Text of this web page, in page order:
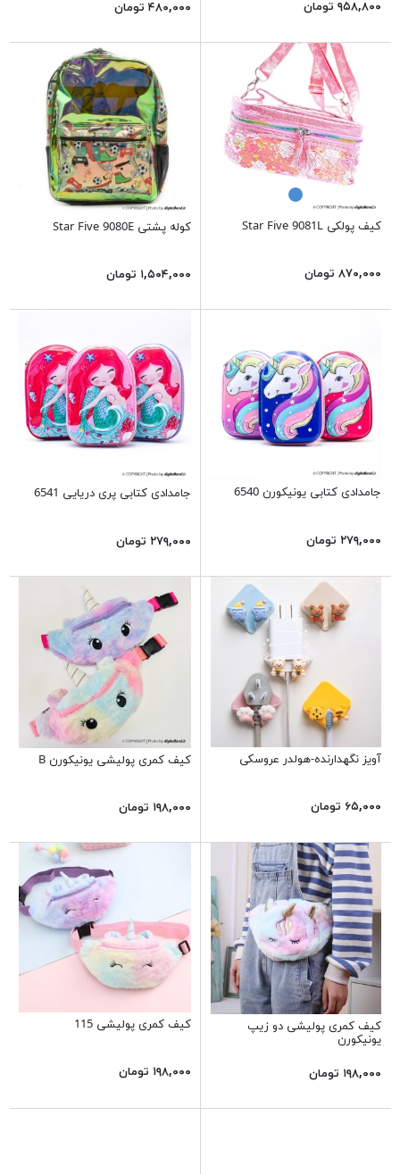
۹۵۸,۸۰۰ تومان ۴۸۰,۰۰۰ تومان
کیف پولکی Star Five 9081L
۸۷۰,۰۰۰ تومان
کوله پشتی Star Five 9080E
۱,۵۰۴,۰۰۰ تومان
جامدادی کتابی یونیکورن 6540
۲۷۹,۰۰۰ تومان
جامدادی کتابی پری دریایی 6541
۲۷۹,۰۰۰ تومان
آویز نگهدارنده-هولدر عروسکی
۶۵,۰۰۰ تومان
کیف کمری پولیشی یونیکورن B
۱۹۸,۰۰۰ تومان
کیف کمری پولیشی دو زیپ
یونیکورن
۱۹۸,۰۰۰ تومان
کیف کمری پولیشی 115
۱۹۸,۰۰۰ تومان